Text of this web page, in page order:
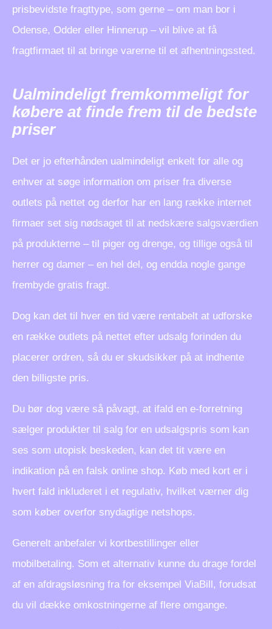
prisbevidste fragttype, som gerne – om man bor i
Odense, Odder eller Hinnerup – vil blive at få
fragtfirmaet til at bringe varerne til et afhentningssted.
Ualmindeligt fremkommeligt for
købere at finde frem til de bedste
priser
Det er jo efterhånden ualmindeligt enkelt for alle og
enhver at søge information om priser fra diverse
outlets på nettet og derfor har en lang række internet
firmaer set sig nødsaget til at nedskære salgsværdien
på produkterne – til piger og drenge, og tillige også til
herrer og damer – en hel del, og endda nogle gange
frembyde gratis fragt.
Dog kan det til hver en tid være rentabelt at udforske
en række outlets på nettet efter udsalg forinden du
placerer ordren, så du er skudsikker på at indhente
den billigste pris.
Du bør dog være så påvagt, at ifald en e-forretning
sælger produkter til salg for en udsalgspris som kan
ses som utopisk beskeden, kan det tit være en
indikation på en falsk online shop. Køb med kort er i
hvert fald inkluderet i et regulativ, hvilket værner dig
som køber overfor snydagtige netshops.
Generelt anbefaler vi kortbestillinger eller
mobilbetaling. Som et alternativ kunne du drage fordel
af en afdragsløsning fra for eksempel ViaBill, forudsat
du vil dække omkostningerne af flere omgange.